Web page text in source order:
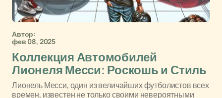
Автор:
фев 08, 2025
Коллекция Автомобилей
Лионеля Месси: Роскошь и Стиль
Лионель Месси, один из величайших футболистов всех
времен, известен не только своими невероятными